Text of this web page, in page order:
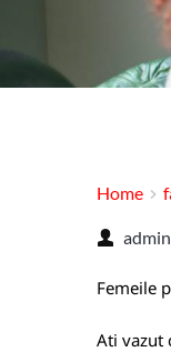
Home
admin
Femeile
Ati vazut